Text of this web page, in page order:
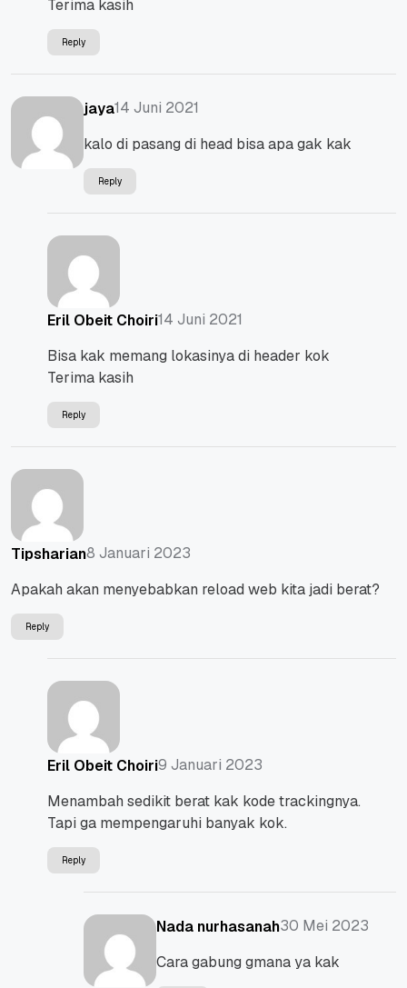
Terima kasih
Reply
jaya14 Juni 2021
kalo di pasang di head bisa apa gak kak
Reply
Eril Obeit Choiri14 Juni 2021
Bisa kak memang lokasinya di header kok
Terima kasih
Reply
Tipsharian8 Januari 2023
Apakah akan menyebabkan reload web kita jadi berat?
Reply
Eril Obeit Choiri9 Januari 2023
Menambah sedikit berat kak kode trackingnya.
Tapi ga mempengaruhi banyak kok.
Reply
Nada nurhasanah30 Mei 2023
Cara gabung gmana ya kak